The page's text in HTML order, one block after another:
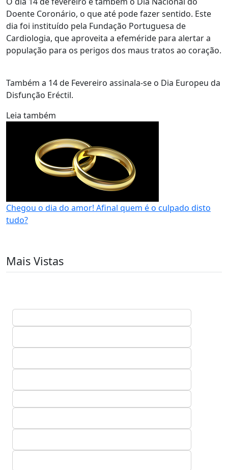
Doente Coronário, o que até pode fazer sentido. Este
dia foi instituído pela Fundação Portuguesa de
Cardiologia, que aproveita a efeméride para alertar a
população para os perigos dos maus tratos ao coração.
Também a 14 de Fevereiro assinala-se o Dia Europeu da
Disfunção Eréctil.
Leia também
Chegou o dia do amor! Afinal quem é o culpado disto
tudo?
Mais Vistas